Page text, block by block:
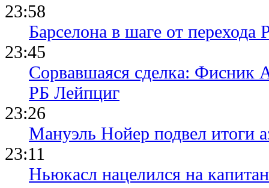
23:58
Барселона в шаге от перехода
23:45
Сорвавшаяся сделка: Фисник
РБ Лейпциг
23:26
Мануэль Нойер подвел итоги
23:11
Ньюкасл нацелился на